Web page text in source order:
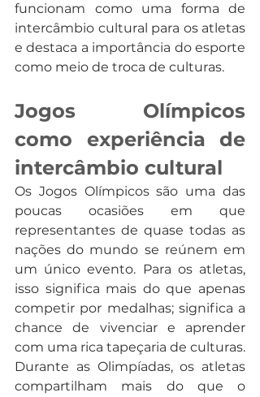
funcionam como uma forma de
intercâmbio cultural para os atletas
e destaca a importância do esporte
como meio de troca de culturas.
Jogos Olímpicos
como experiência de
intercâmbio cultural
Os Jogos Olímpicos são uma das
poucas ocasiões em que
representantes de quase todas as
nações do mundo se reúnem em
um único evento. Para os atletas,
isso significa mais do que apenas
competir por medalhas; significa a
chance de vivenciar e aprender
com uma rica tapeçaria de culturas.
Durante as Olimpíadas, os atletas
compartilham mais do que o